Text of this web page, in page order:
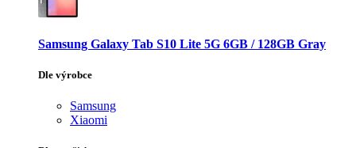
Samsung Galaxy Tab S10 Lite 5G 6GB / 128GB Gray
Dle výrobce
Samsung
Xiaomi